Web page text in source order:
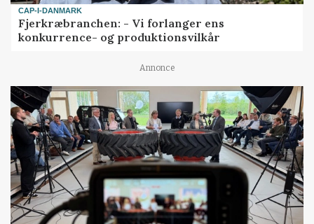
CAP-I-DANMARK
Fjerkræbranchen: - Vi forlanger ens
konkurrence- og produktionsvilkår
Annonce